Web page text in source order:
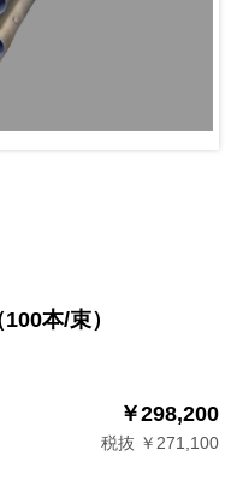
本/束）
￥298,200
税抜 ￥271,100